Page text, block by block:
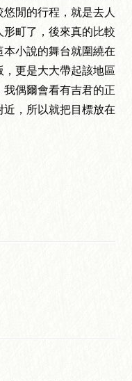
閒的行程，就是去人
町了，後來真的比較
小說的舞台就圍繞在
更是大大帶起該地區
偶爾會看有吉君的正
，所以就把目標放在